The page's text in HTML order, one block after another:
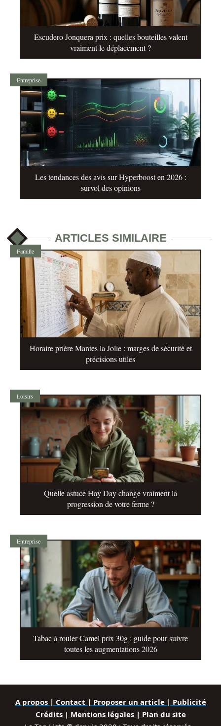
Escudero Jonquera prix : quelles bouteilles valent
vraiment le déplacement ?
Entreprise
Les tendances des avis sur Hyperboost en 2026 :
survol des opinions
ARTICLES SIMILAIRE
Famille
Horaire prière Mantes la Jolie : marges de sécurité et
précisions utiles
Loisirs
Quelle astuce Hay Day change vraiment la
progression de votre ferme ?
Entreprise
Tabac à rouler Camel prix 30g : guide pour suivre
toutes les augmentations 2026
A propos | Contact | Proposer un article | Publicité
Crédits | Mentions légales | Plan du site